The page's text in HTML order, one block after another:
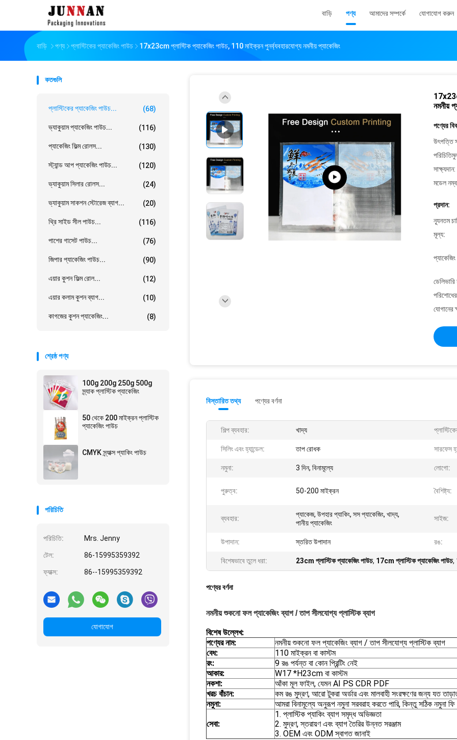
বাড়ি পণ্য আমাদের সম্পর্কে যোগাযোগ করুন
বাড়ি পণ্য প্লাস্টিকের প্যাকেজিং পাউচ 17x23cm প্লাস্টিক প্যাকেজিং পাউচ, 110 মাইক্রন পুনর্ব্যবহারযোগ্য নমনীয় প্যাকেজিং
কতগুলি
প্লাস্টিকের প্যাকেজিং পাউচ... (68)
ভ্যাকুয়াম প্যাকেজিং পাউচ... (116)
প্যাকেজিং ফিল্ম রোলস... (130)
স্ট্যান্ড আপ প্যাকেজিং পাউচ... (120)
ভ্যাকুয়াম সিলার রোলস... (24)
ভ্যাকুয়াম সাকশন স্টোরেজ ব্যাগ... (20)
থ্রি সাইড সীল পাউচ... (116)
পাশের গাসেট পাউচ... (76)
জিপার প্যাকেজিং পাউচ... (90)
এয়ার কুশন ফিল্ম রোল... (12)
এয়ার কলাম কুশন ব্যাগ... (10)
কাগজের কুশন প্যাকেজিং... (8)
শ্রেষ্ঠ পণ্য
100g 200g 250g 500g
স্ন্যাক প্লাস্টিক প্যাকেজিং
50 থেকে 200 মাইক্রন প্লাস্টিক
প্যাকেজিং পাউচ
CMYK স্ন্যাক্স প্যাকিং পাউচ
পরিচিতি
পরিচিতি: Mrs. Jenny
টেল: 86-15995359392
ফ্যাক্স: 86--15995359392
যোগাযোগ
নমনীয়
পণ্যের
উৎপত্তি
সাক্ষ্যদান:
মডেল
প্রদান:
ন্যূনতম
মূল্য:
যোগানের
বিস্তারিত তথ্য পণ্যের বর্ণনা
শিল্প ব্যবহার: খাদ্য
সিলিং এবং হ্যান্ডেল: তাপ রোধক সারফেস
নমুনা: 3 দিন, বিনামূল্যে লোগো:
পুরুত্ব: 50-200 মাইক্রন বৈশিষ্ট্য:
ব্যবহার:
প্যাকেজ, উপহার প্যাকিং, সস প্যাকেজিং, খাদ্য,
পানীয় প্যাকেজিং
সাইজ:
উপাদান: স্তরিত উপাদান রঙ:
বিশেষভাবে তুলে ধরা: 23cm প্লাস্টিক প্যাকেজিং পাউচ, 17cm প্লাস্টিক প্যাকেজিং পাউচ,
পণ্যের বর্ণনা
নমনীয় শুকনো ফল প্যাকেজিং ব্যাগ / তাপ সীলযোগ্য প্লাস্টিক ব্যাগ
বিশেষ উল্লেখ:
পণ্যের নাম:
নমনীয় শুকনো ফল প্যাকেজিং ব্যাগ / তাপ সীলযোগ্য প্লাস্টিক ব্যাগ
বেধ:
110 মাইক্রন বা কাস্টম
রং:
9 রঙ পর্যন্ত বা কোন প্রিন্টিং নেই
আকার:
W17 *H23cm বা কাস্টম
নকশা:
আঁকা মূল ফাইল, যেমন AI PS CDR PDF
খরচ বাঁচান:
কম রঙ মুদ্রণ, আরো টুকরা অর্ডার এবং মালবাহী সংরক্ষণের জন্য যত
নমুনা:
আমরা বিনামূল্যে অনুরূপ নমুনা সরবরাহ করতে পারি, কিন্তু সঠিক নমুনা
সেবা:
1. প্লাস্টিক প্যাকিং ব্যাগ সমৃদ্ধ অভিজ্ঞতা
2. মুদ্রণ, স্তরায়ণ এবং ব্যাগ তৈরির উন্নত সরঞ্জাম
3. OEM এবং ODM স্বাগত জানাই